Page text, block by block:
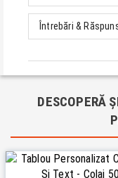
Întrebări &
DESCOPERĂ